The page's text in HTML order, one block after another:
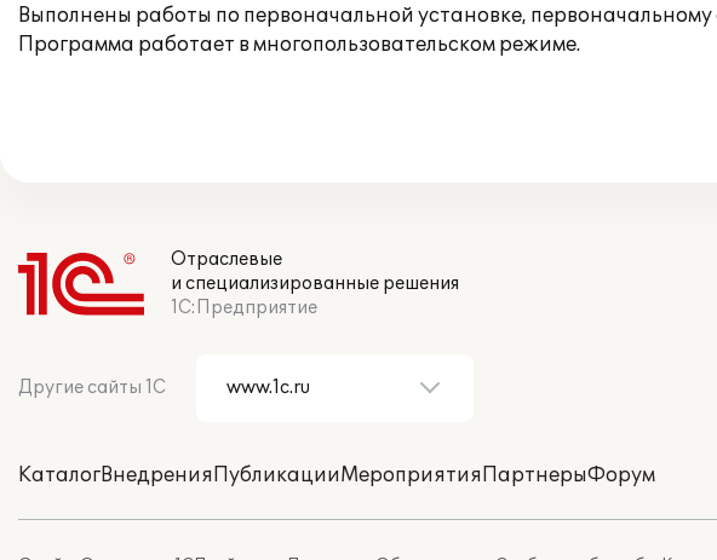
Выполнены работы по первоначальной установке,
Программа работает в многопользовательском режиме.
Отраслевые
и специализированные решения
1С:Предприятие
Другие сайты 1С
КаталогВнедренияПубликацииМероприятияПартнерыФорум